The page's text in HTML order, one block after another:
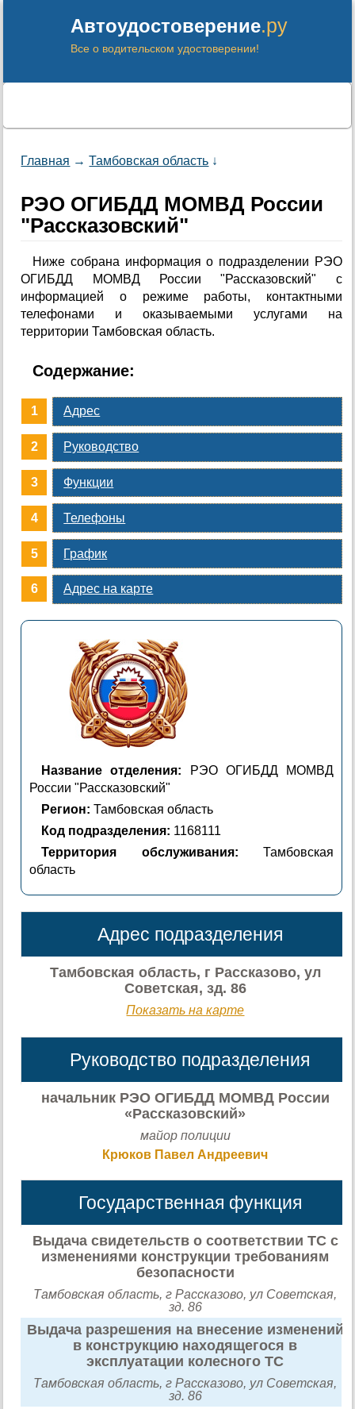
Автоудостоверение.ру
Все о водительском удостоверении!
Главная →Тамбовская область ↓
РЭО ОГИБДД МОМВД России
"Рассказовский"
Ниже собрана информация о подразделении РЭО
ОГИБДД МОМВД России "Рассказовский" с
информацией о режиме работы, контактными
телефонами и оказываемыми услугами на
территории Тамбовская область.
Содержание:
Адрес
Руководство
Функции
Телефоны
График
Адрес на карте
Название отделения: РЭО ОГИБДД МОМВД
России "Рассказовский"
Регион: Тамбовская область
Код подразделения: 1168111
Территория обслуживания: Тамбовская
область
Адрес подразделения
Тамбовская область, г Рассказово, ул
Советская, зд. 86
Показать на карте
Руководство подразделения
начальник РЭО ОГИБДД МОМВД России
«Рассказовский»
майор полиции
Крюков Павел Андреевич
Государственная функция
Выдача свидетельств о соответствии ТС с
изменениями конструкции требованиям
безопасности
Тамбовская область, г Рассказово, ул Советская,
зд. 86
Выдача разрешения на внесение изменений
в конструкцию находящегося в
эксплуатации колесного ТС
Тамбовская область, г Рассказово, ул Советская,
зд. 86